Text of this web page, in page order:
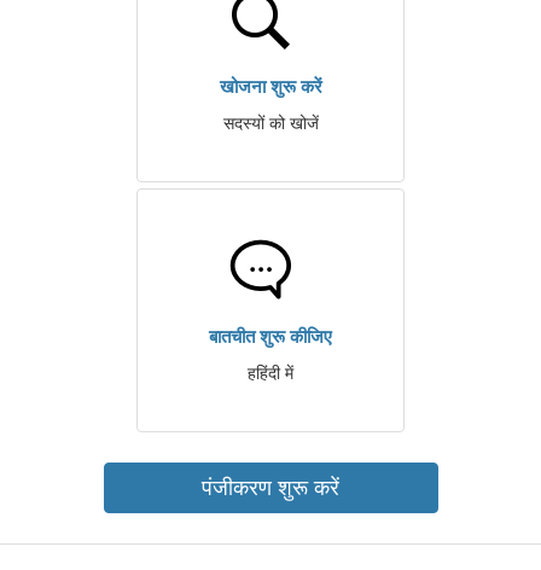
खोजना शुरू करें
सदस्यों को खोजें
बातचीत शुरू कीजिए
हहिंदी में
पंजीकरण शुरू करें